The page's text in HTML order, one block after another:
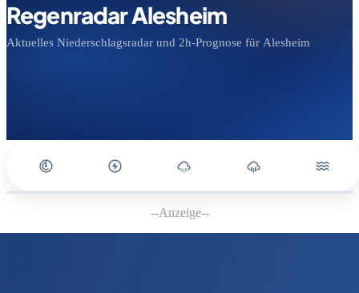
Regenradar Alesheim
Aktuelles Niederschlagsradar und 2h-Prognose für Alesheim
--Anzeige--